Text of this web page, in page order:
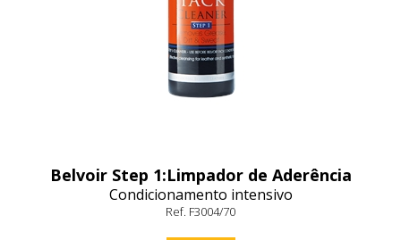
Belvoir Step 1:Limpador de Aderência
para Couro- Carr & Day & Martin
Condicionamento intensivo
Ref. F3004/70